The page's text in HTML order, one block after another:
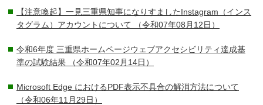
【注意喚起】一見三重県知事になりすましたInstagram（インス
タグラム）アカウントについて （令和07年08月12日）
令和6年度 三重県ホームページウェブアクセシビリティ達成基
準の試験結果 （令和07年02月14日）
Microsoft Edge におけるPDF表示不具合の解消方法について
（令和06年11月29日）